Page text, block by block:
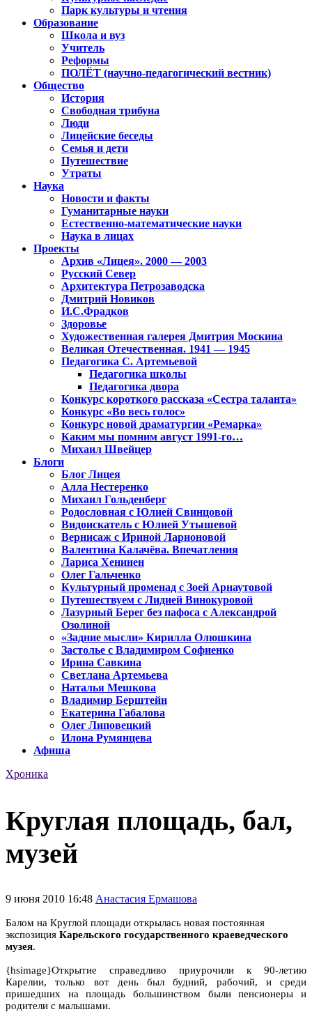
Парк культуры и чтения
Образование
Школа и вуз
Учитель
Реформы
ПОЛЁТ (научно-педагогический вестник)
Общество
История
Свободная трибуна
Люди
Лицейские беседы
Семья и дети
Путешествие
Утраты
Наука
Новости и факты
Гуманитарные науки
Естественно-математические науки
Наука в лицах
Проекты
Архив «Лицея». 2000 — 2003
Русский Север
Архитектура Петрозаводска
Дмитрий Новиков
И.С.Фрадков
Здоровье
Художественная галерея Дмитрия Москина
Великая Отечественная. 1941 — 1945
Педагогика С. Артемьевой
Педагогика школы
Педагогика двора
Конкурс короткого рассказа «Сестра таланта»
Конкурс «Во весь голос»
Конкурс новой драматургии «Ремарка»
Каким мы помним август 1991-го…
Михаил Швейцер
Блоги
Блог Лицея
Алла Нестеренко
Михаил Гольденберг
Родословная с Юлией Свинцовой
Видоискатель с Юлией Утышевой
Вернисаж с Ириной Ларионовой
Валентина Калачёва. Впечатления
Лариса Хенинен
Олег Гальченко
Культурный променад с Зоей Арнаутовой
Путешествуем с Лидией Винокуровой
Лазурный Берег без пафоса с Александрой
Озолиной
«Задние мысли» Кирилла Олюшкина
Застолье с Владимиром Софиенко
Ирина Савкина
Светлана Артемьева
Наталья Мешкова
Владимир Берштейн
Екатерина Габалова
Олег Липовецкий
Илона Румянцева
Афиша
Хроника
Круглая площадь, бал,
музей
9 июня 2010 16:48 Анастасия Ермашова
Балом на Круглой площади открылась новая постоянная
экспозиция Карельского государственного краеведческого
музея.
{hsimage}Открытие справедливо приурочили к 90-летию
Карелии, только вот день был будний, рабочий, и среди
пришедших на площадь большинством были пенсионеры и
родители с малышами.